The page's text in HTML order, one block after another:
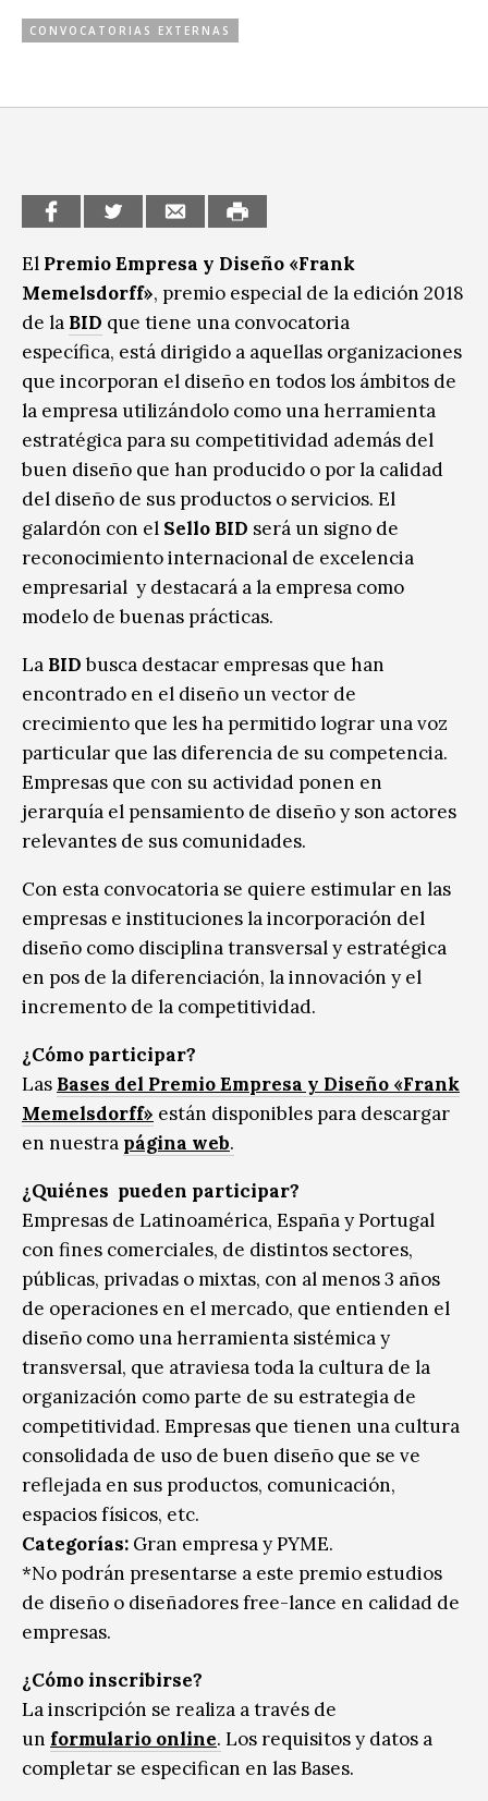
CCE en el interior/libros
Exposiciones
Letras
Medio Ambiente
Música
Sin categoría
CONVOCATORIAS EXTERNAS
El Premio Empresa y Diseño «Frank
Memelsdorff», premio especial de la edición 2018
de la BID que tiene una convocatoria
específica, está dirigido a aquellas organizaciones
que incorporan el diseño en todos los ámbitos de
la empresa utilizándolo como una herramienta
estratégica para su competitividad además del
buen diseño que han producido o por la calidad
del diseño de sus productos o servicios. El
galardón con el Sello BID será un signo de
reconocimiento internacional de excelencia
empresarial y destacará a la empresa como
modelo de buenas prácticas.
La BIDbusca destacar empresas que han
encontrado en el diseño un vector de
crecimiento que les ha permitido lograr una voz
particular que las diferencia de su competencia.
Empresas que con su actividad ponen en
jerarquía el pensamiento de diseño y son actores
relevantes de sus comunidades.
Con esta convocatoria se quiere estimular en las
empresas e instituciones la incorporación del
diseño como disciplina transversal y estratégica
en pos de la diferenciación, la innovación y el
incremento de la competitividad.
¿Cómo participar?
Las Bases del Premio Empresa y Diseño «Frank
Memelsdorff» están disponibles para descargar
en nuestra página web.
¿Quiénes pueden participar?
Empresas de Latinoamérica, España y Portugal
con fines comerciales, de distintos sectores,
públicas, privadas o mixtas, con al menos 3 años
de operaciones en el mercado, que entienden el
diseño como una herramienta sistémica y
transversal, que atraviesa toda la cultura de la
organización como parte de su estrategia de
competitividad. Empresas que tienen una cultura
consolidada de uso de buen diseño que se ve
reflejada en sus productos, comunicación,
espacios físicos, etc.
Categorías: Gran empresa y PYME.
*No podrán presentarse a este premio estudios
de diseño o diseñadores free-lance en calidad de
empresas.
¿Cómo inscribirse?
La inscripción se realiza a través de
un formulario online. Los requisitos y datos a
completar se especifican en las Bases.